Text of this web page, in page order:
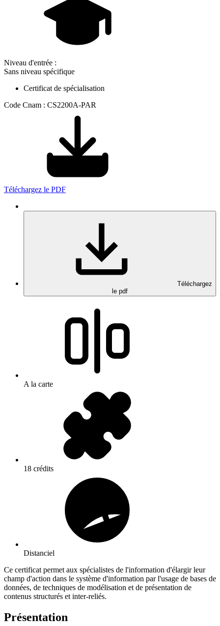
Niveau d'entrée :
Sans niveau spécifique
Certificat de spécialisation
Code Cnam : CS2200A-PAR
Téléchargez le PDF
Téléchargez
le pdf
A la carte
18 crédits
Distanciel
Ce certificat permet aux spécialistes de l'information d'élargir leur
champ d'action dans le système d'information par l'usage de bases de
données, de techniques de modélisation et de présentation de
contenus structurés et inter-reliés.
Présentation